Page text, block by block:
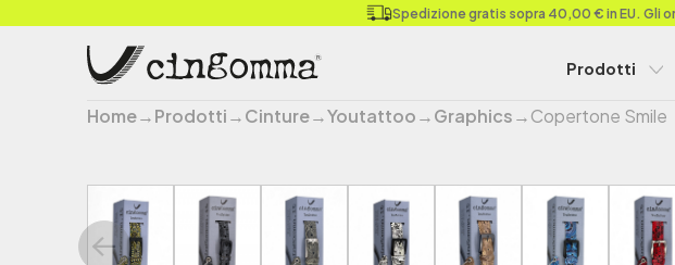
Spedizione gratis sopra 40,00 € in EU. Gli
Prodotti
Home→Prodotti→Cinture→Youtattoo→Graphics→Copertone Smile